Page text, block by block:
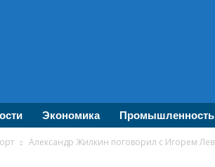
бизнеса
Экономика Промышленность
Александр Жилкин поговорил с Игорем